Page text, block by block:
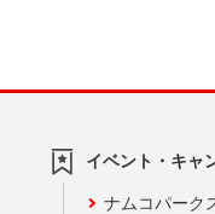
イベント・キャ
ナムコパーク